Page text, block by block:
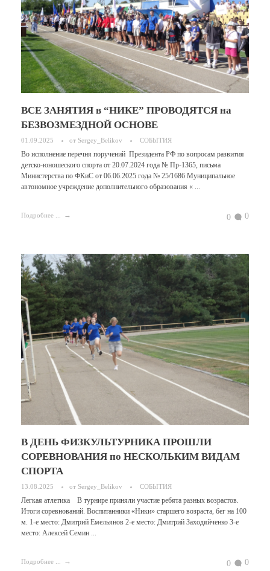
ВСЕ ЗАНЯТИЯ в “НИКЕ” ПРОВОДЯТСЯ на
БЕЗВОЗМЕЗДНОЙ ОСНОВЕ
01.09.2025 от Sergey_Belikov СОБЫТИЯ
Во исполнение перечня поручений Президента РФ по вопросам развития
детско-юношеского спорта от 20.07.2024 года № Пр-1365, письма
Министерства по ФКиС от 06.06.2025 года № 25/1686 Муниципальное
автономное учреждение дополнительного образования « ...
Подробнее ... 0 0
В ДЕНЬ ФИЗКУЛЬТУРНИКА ПРОШЛИ
СОРЕВНОВАНИЯ по НЕСКОЛЬКИМ ВИДАМ
СПОРТА
13.08.2025 от Sergey_Belikov СОБЫТИЯ
Легкая атлетика В турнире приняли участие ребята разных возрастов.
Итоги соревнований. Воспитанники «Ники» старшего возраста, бег на 100
м. 1-е место: Дмитрий Емельянов 2-е место: Дмитрий Заходяйченко 3-е
место: Алексей Семин ...
Подробнее ... 0 0